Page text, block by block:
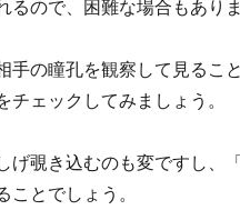
ので、困難な場合もありま
手の瞳孔を観察して見るこ
ェックしてみましょう。
げ覗き込むのも変ですし、
ことでしょう。